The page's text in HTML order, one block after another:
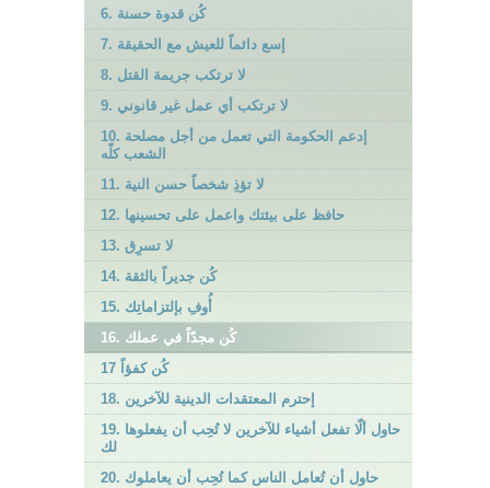
6. كُن قدوة حسنة
7. إسع دائماً للعيش مع الحقيقة
8. لا ترتكب جريمة القتل
9. لا ترتكب أي عمل غير قانوني
10. إدعم الحكومة التي تعمل من أجل مصلحة
الشعب كلّه
11. لا تؤذِ شخصاً حسن النية
12. حافظ على بيئتك واعمل على تحسينها
13. لا تسرِق
14. كُن جديراً بالثقة
15. أُوفِ بإلتزاماتِك
16. كُن مجدّاً في عملك
17 كُن كفؤاً
18. إحترم المعتقدات الدينية للآخرين
19. حاول ألّا تفعل أشياء للآخرين لا تُحِب أن يفعلوها
لك
20. حاول أن تُعامل الناس كما تُحِب أن يعاملوك